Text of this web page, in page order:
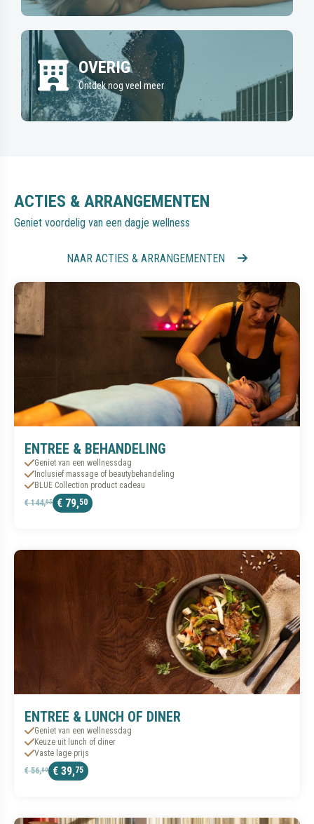
OVERIG
Ontdek nog veel meer
ACTIES & ARRANGEMENTEN
Geniet voordelig van een dagje wellness
NAAR ACTIES & ARRANGEMENTEN
ENTREE & BEHANDELING
Geniet van een wellnessdag
Inclusief massage of beautybehandeling
BLUE Collection product cadeau
€ 144,95 € 79,50
ENTREE & LUNCH OF DINER
Geniet van een wellnessdag
Keuze uit lunch of diner
Vaste lage prijs
€ 56,00 € 39,75